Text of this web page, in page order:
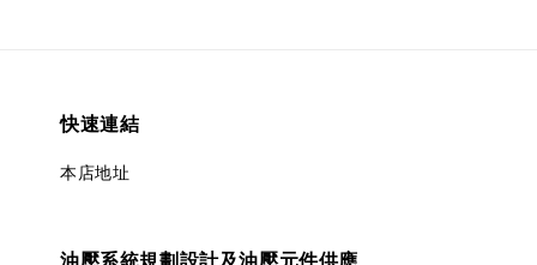
快速連結
本店地址
油壓系統規劃設計及油壓元件供應